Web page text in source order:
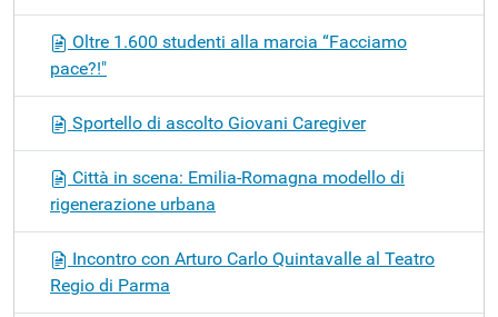
Oltre 1.600 studenti alla marcia “Facciamo
pace?!"
Sportello di ascolto Giovani Caregiver
Città in scena: Emilia-Romagna modello di
rigenerazione urbana
Incontro con Arturo Carlo Quintavalle al Teatro
Regio di Parma